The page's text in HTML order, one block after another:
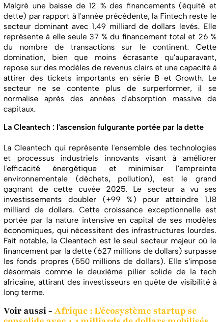
Malgré une baisse de 12 % des financements (équité et
dette) par rapport à l'année précédente, la Fintech reste le
secteur dominant avec 1,49 milliard de dollars levés. Elle
représente à elle seule 37 % du financement total et 26 %
du nombre de transactions sur le continent. Cette
domination, bien que moins écrasante qu'auparavant,
repose sur des modèles de revenus clairs et une capacité à
attirer des tickets importants en série B et Growth. Le
secteur ne se contente plus de surperformer, il se
normalise après des années d'absorption massive de
capitaux.
La Cleantech : l'ascension fulgurante portée par la dette
La Cleantech qui représente l'ensemble des technologies
et processus industriels innovants visant à améliorer
l'efficacité énergétique et minimiser l'empreinte
environnementale (déchets, pollution), est le grand
gagnant de cette cuvée 2025. Le secteur a vu ses
investissements doubler (+99 %) pour atteindre 1,18
milliard de dollars. Cette croissance exceptionnelle est
portée par la nature intensive en capital de ses modèles
économiques, qui nécessitent des infrastructures lourdes.
Fait notable, la Cleantech est le seul secteur majeur où le
financement par la dette (627 millions de dollars) surpasse
les fonds propres (550 millions de dollars). Elle s'impose
désormais comme le deuxième pilier solide de la tech
africaine, attirant des investisseurs en quête de visibilité à
long terme.
Voir aussi -Afrique : L'écosystème startup se